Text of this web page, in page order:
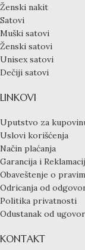
Ženski nakit
Satovi
Muški satovi
Ženski satovi
Unisex satovi
Dečiji satovi
LINKOVI
Uputstvo za
Uslovi korišćenja
Način plaćanja
Garancija i
Obaveštenje o
Odricanja od
Politika privatnosti
Odustanak od
KONTAKT